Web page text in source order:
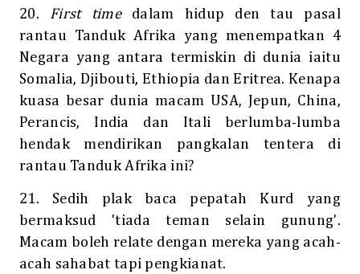
20. First timedalam hidup den tau pasal
rantau Tanduk Afrika yang menempatkan 4
Negara yang antara termiskin di dunia iaitu
Somalia, Djibouti, Ethiopia dan Eritrea. Kenapa
kuasa besar dunia macam USA, Jepun, China,
Perancis, India dan Itali berlumba-lumba
hendak mendirikan pangkalan tentera di
rantau Tanduk Afrika ini?
21. Sedih plak baca pepatah Kurd yang
bermaksud 'tiada teman selain gunung'.
Macam boleh relate dengan mereka yang acah-
acah sahabat tapi pengkianat.